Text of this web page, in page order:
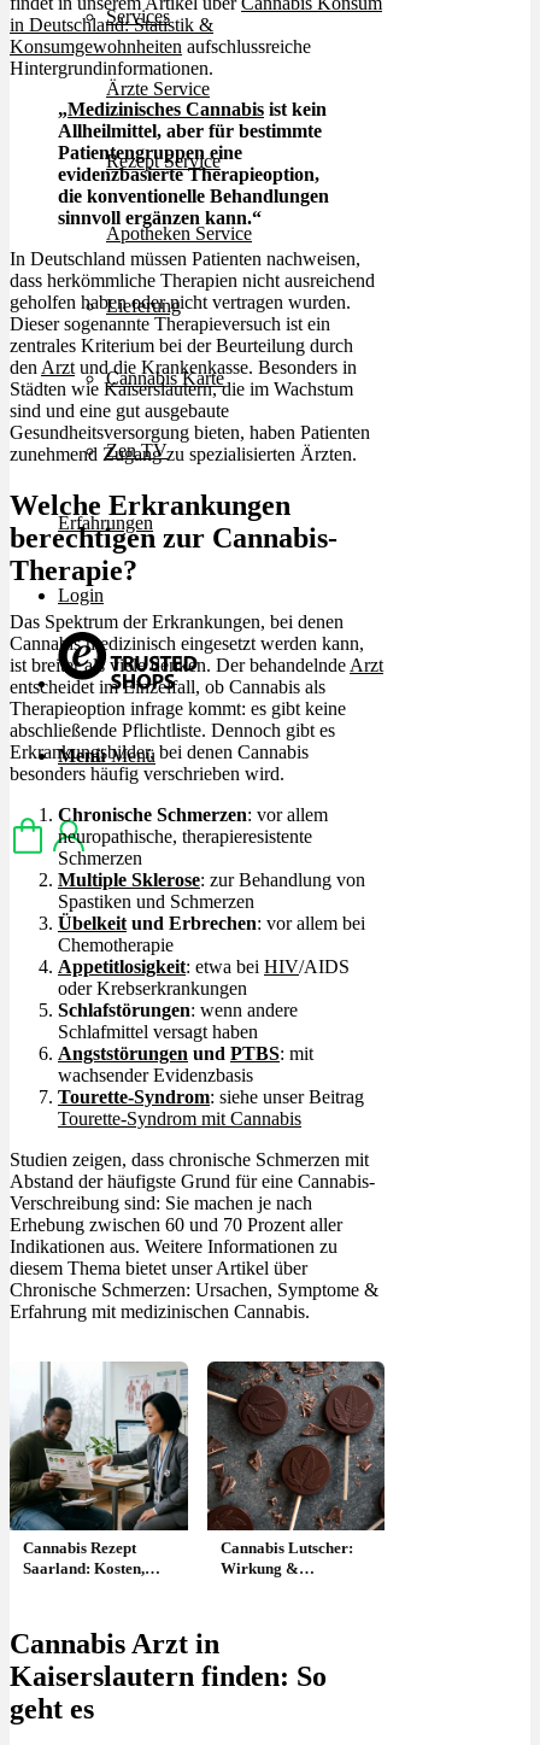
Services
Ärzte Service
Rezept Service
Apotheken Service
Lieferung
Cannabis Karte
Zen TV
Erfahrungen
Login
Menü Menü
in Deutschland: Statistik &
Konsumgewohnheiten aufschlussreiche
Hintergrundinformationen.
„Medizinisches Cannabis ist kein
Allheilmittel, aber für bestimmte
Patientengruppen eine
evidenzbasierte Therapieoption,
die konventionelle Behandlungen
sinnvoll ergänzen kann.“
In Deutschland müssen Patienten nachweisen,
dass herkömmliche Therapien nicht ausreichend
geholfen haben oder nicht vertragen wurden.
Dieser sogenannte Therapieversuch ist ein
zentrales Kriterium bei der Beurteilung durch
den Arzt und die Krankenkasse. Besonders in
Städten wie Kaiserslautern, die im Wachstum
sind und eine gut ausgebaute
Gesundheitsversorgung bieten, haben Patienten
zunehmend Zugang zu spezialisierten Ärzten.
Welche Erkrankungen
berechtigen zur Cannabis-
Therapie?
Das Spektrum der Erkrankungen, bei denen
Cannabis medizinisch eingesetzt werden kann,
ist breiter als viele denken. Der behandelnde Arzt
entscheidet im Einzelfall, ob Cannabis als
Therapieoption infrage kommt: es gibt keine
abschließende Pflichtliste. Dennoch gibt es
Erkrankungsbilder, bei denen Cannabis
besonders häufig verschrieben wird.
Chronische Schmerzen: vor allem
neuropathische, therapieresistente
Schmerzen
Multiple Sklerose: zur Behandlung von
Spastiken und Schmerzen
Übelkeit und Erbrechen: vor allem bei
Chemotherapie
Appetitlosigkeit: etwa bei HIV/AIDS
oder Krebserkrankungen
Schlafstörungen: wenn andere
Schlafmittel versagt haben
Angststörungen und PTBS: mit
wachsender Evidenzbasis
Tourette-Syndrom: siehe unser Beitrag
Tourette-Syndrom mit Cannabis
Studien zeigen, dass chronische Schmerzen mit
Abstand der häufigste Grund für eine Cannabis-
Verschreibung sind: Sie machen je nach
Erhebung zwischen 60 und 70 Prozent aller
Indikationen aus. Weitere Informationen zu
diesem Thema bietet unser Artikel über
Chronische Schmerzen: Ursachen, Symptome &
Erfahrung mit medizinischen Cannabis.
Cannabis Rezept
Saarland: Kosten,
Cannabis Lutscher:
Wirkung &
Cannabis Arzt in
Kaiserslautern finden: So
geht es